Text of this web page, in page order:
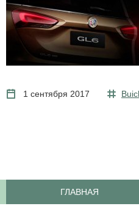
1 сентября 2017
ГЛАВНАЯ